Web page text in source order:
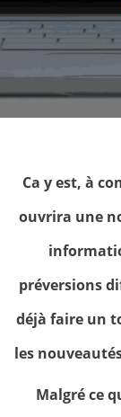
Ca y est, à
ouvrira une
préversions
déjà faire un
les
Malgré ce